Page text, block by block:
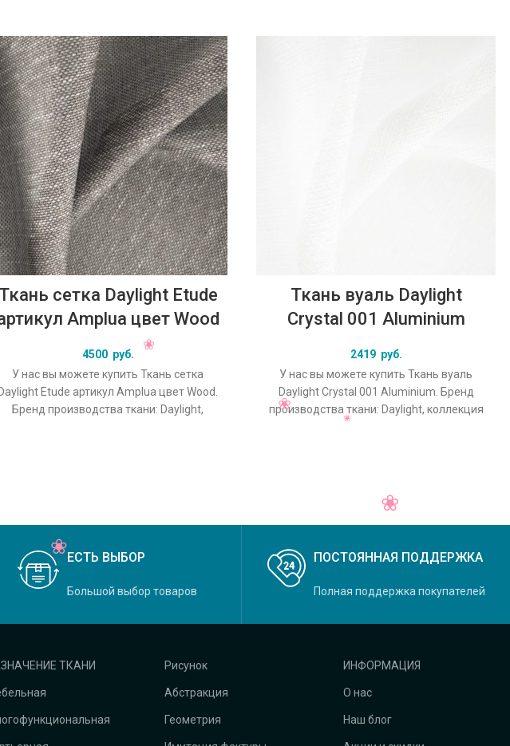
Ткань сетка Daylight Etude
Amplua цвет Wood
4500 руб.
У нас вы можете купить Ткань сетка
Daylight Etude артикул Amplua цвет Wood.
Бренд производства ткани: Daylight,
Ткань вуаль Daylight
Crystal 001 Aluminium
2419 руб.
У нас вы можете купить Ткань вуаль
Daylight Crystal 001 Aluminium. Бренд
производства ткани: Daylight, коллекция
ЕСТЬ ВЫБОР
Большой выбор товаров
ПОСТОЯННАЯ ПОДДЕРЖКА
Полная поддержка покупателей
ТКАНИ Рисунок
Абстракция
Геометрия
ИНФОРМАЦИЯ
О нас
Наш блог